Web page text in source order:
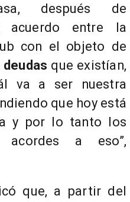
después de
acuerdo entre la
con el objeto de
deudas que existían,
va a ser nuestra
que hoy está
y por lo tanto los
a eso”,
que, a partir del